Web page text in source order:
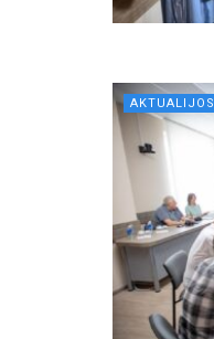
AKTUALIJOS